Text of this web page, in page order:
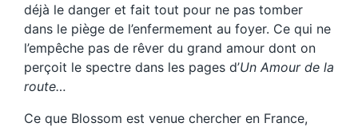
déjà le danger et fait tout pour ne pas tomber
dans le piège de l’enfermement au foyer. Ce qui ne
l’empêche pas de rêver du grand amour dont on
perçoit le spectre dans les pages d’Un Amour de la
route…
Ce que Blossom est venue chercher en France,